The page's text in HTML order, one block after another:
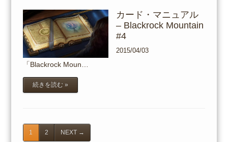
カード・マニュアル
– Blackrock Mountain
#4
2015/04/03
「Blackrock Moun…
続きを読む »
1 2 NEXT →